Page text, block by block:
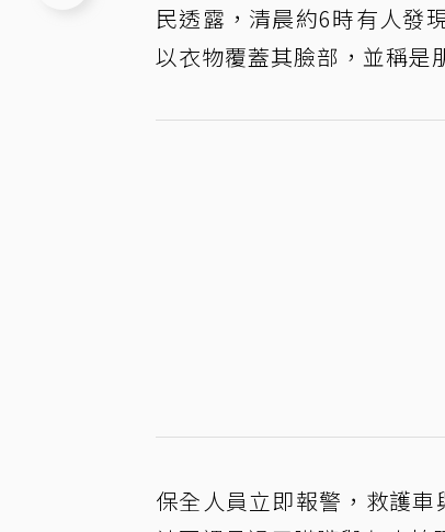
民透露，清晨約6時有人發
以衣物覆蓋其臉部，並稱是
保全人員立即報警，救護